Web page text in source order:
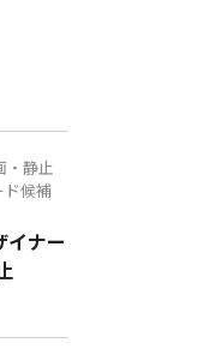
・静止
候補
イナー